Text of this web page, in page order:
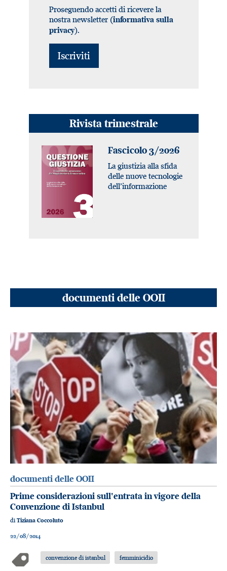
Proseguendo accetti di ricevere la
nostra newsletter (informativa sulla
privacy).
Rivista trimestrale
Fascicolo 3/2026
La giustizia alla sfida
delle nuove tecnologie
dell’informazione
documenti delle OOII
documenti delle OOII
Prime considerazioni sull'entrata in vigore della
Convenzione di Istanbul
di Tiziana Coccoluto
22/08/2014
convenzione di istanbul femminicidio